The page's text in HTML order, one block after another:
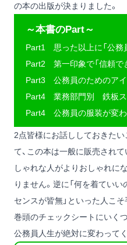
の本の出版が決まりました。
～本書のPart～
Part1 思った以上に「公務
Part2 第一印象で「信頼で
Part3 公務員のためのア
Part4 業務部門別 鉄板ス
Part4 公務員の服装が変
2点皆様にお話ししておきた
て、この本は一般に販売され
しゃれな人がよりおしゃれに
りません。逆に「何を着てい
センスが皆無」といった人こ
巻頭のチェックシートにいく
公務員人生が絶対に変わってく